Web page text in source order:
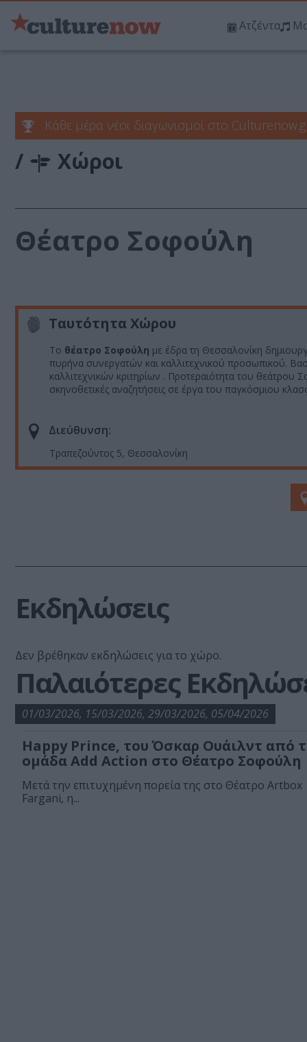
Ατζέντα
Κάθε μέρα νέοι διαγωνισμοί στο
/ Χώροι
Θέατρο Σοφούλη
Ταυτότητα Χώρου
Το θέατρο Σοφούλη με έδρα τη Θεσσαλονίκη
πυρήνα συνεργατών και καλλιτεχνικού προσωπικού.
καλλιτεχνικών κριτηρίων . Προτεραιότητα του
σκηνοθετικές αναζητήσεις σε έργα του παγκόσμιου
Διεύθυνση:
Τραπεζούντος 5, Θεσσαλονίκη
Εκδηλώσεις
Δεν βρέθηκαν εκδηλώσεις για το χώρο.
Παλαιότερες
01/03/2026, 15/03/2026, 29/03/2026, 05/04/2026
Happy Prince, του Όσκαρ Ουάιλντ από
ομάδα Add Action στο Θέατρο Σοφούλη
Μετά την επιτυχημένη πορεία της στο Θέατρο Artbox
Fargani, η...